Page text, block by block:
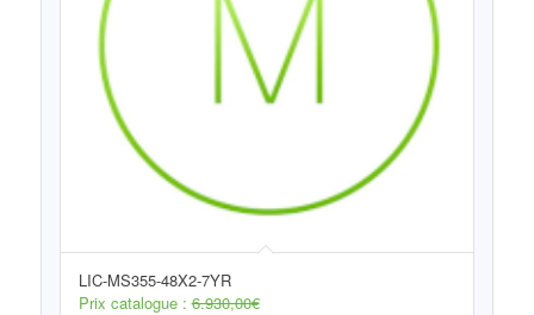
LIC-MS355-48X2-7YR
Prix catalogue :6.930,00€